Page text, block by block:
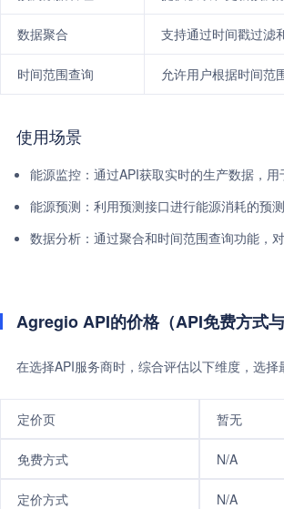
数据聚合 支持通过时间戳过滤
时间范围查询 允许用户根据时间范
使用场景
能源监控：通过API获取实时的生产数据，
能源预测：利用预测接口进行能源消耗的预
数据分析：通过聚合和时间范围查询功能，
Agregio API的价格（API免费方式与
在选择API服务商时，综合评估以下维度，选
定价页 暂无
免费方式 N/A
定价方式 N/A